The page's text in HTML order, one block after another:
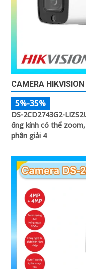
CAMERA
5%-35%
DS-2CD2743G2-
ống kính có thể
phân giải 4